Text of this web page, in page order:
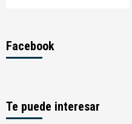
Facebook
Te puede interesar